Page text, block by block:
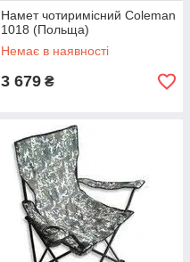
Намет чотиримісний Coleman
1018 (Польща)
Немає в наявності
3 679 ₴